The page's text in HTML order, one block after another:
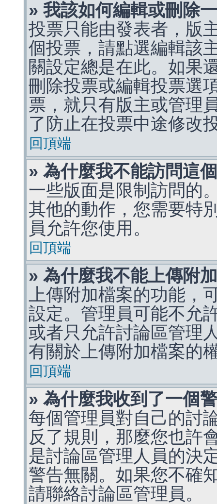
» 我該如何編輯或刪除
投票只能由發表者，版
個投票，請點選編輯該
關設定總是在此。如果
刪除投票或編輯投票選
票，就只有版主或管理
了防止在投票中途修改
回頂端
» 為什麼我不能訪問這
一些版面是限制訪問的
其他的動作，您需要特
員允許您使用。
回頂端
» 為什麼我不能上傳附
上傳附加檔案的功能，
設定。管理員可能不允
或者只允許討論區管理
有關於上傳附加檔案的
回頂端
» 為什麼我收到了一個
每個管理員對自己的討
反了規則，那麼您也許
是討論區管理人員的決
警告無關。如果您不確
請聯絡討論區管理員。